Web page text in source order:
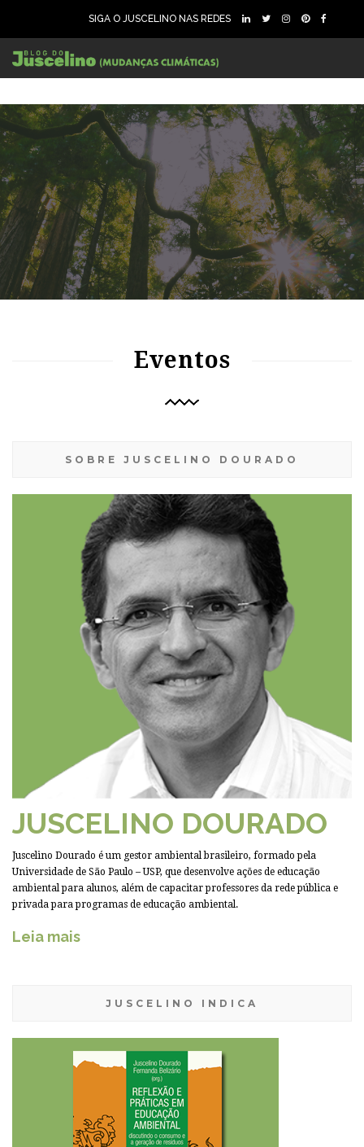
SIGA O JUSCELINO NAS REDES
Eventos
SOBRE JUSCELINO DOURADO
JUSCELINO DOURADO
Juscelino Dourado é um gestor ambiental brasileiro, formado pela
Universidade de São Paulo – USP, que desenvolve ações de educação
ambiental para alunos, além de capacitar professores da rede pública e
privada para programas de educação ambiental.
Leia mais
JUSCELINO INDICA